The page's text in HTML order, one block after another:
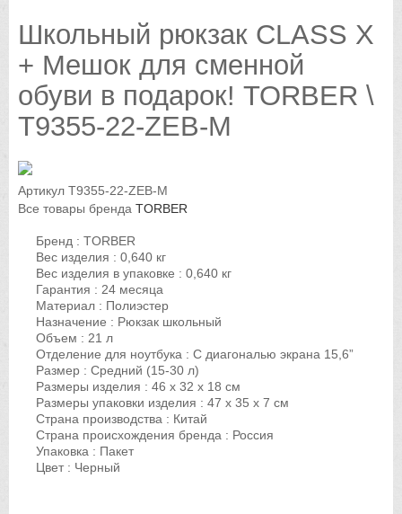
Школьный рюкзак CLASS X
+ Мешок для сменной
обуви в подарок! TORBER \
T9355-22-ZEB-M
Артикул T9355-22-ZEB-M
Все товары бренда TORBER
Бренд : TORBER
Вес изделия : 0,640 кг
Вес изделия в упаковке : 0,640 кг
Гарантия : 24 месяца
Материал : Полиэстер
Назначение : Рюкзак школьный
Объем : 21 л
Отделение для ноутбука : С диагональю экрана 15,6”
Размер : Средний (15-30 л)
Размеры изделия : 46 x 32 x 18 см
Размеры упаковки изделия : 47 х 35 х 7 см
Страна производства : Китай
Страна происхождения бренда : Россия
Упаковка : Пакет
Цвет : Черный